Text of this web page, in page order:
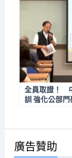
全員取證！
訓 強化公部
廣告贊助